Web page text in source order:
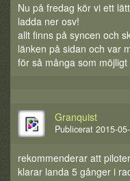
Nu på fredag kör vi ett
ladda ner osv!
allt finns på syncen och
länken på sidan och var
för så många som möjligt
Granquist
Publicerat 2015-
rekommenderar att
klarar landa 5 gånger i